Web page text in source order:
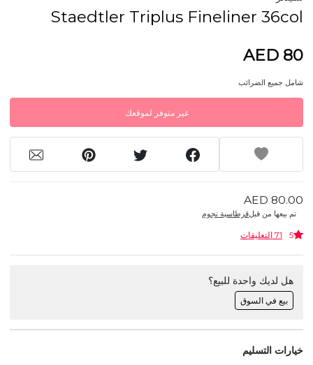
Staedtler Triplus Fineliner 36col
AED 80
شامل جميع الضرائب
غير متوفر لموقعك
AED 80.00
تم بيعها من قبلقرطاسية نجوم
5 71 التعليقات
هل لديك واحدة للبيع؟
بيع في السوق
خيارات التسليم